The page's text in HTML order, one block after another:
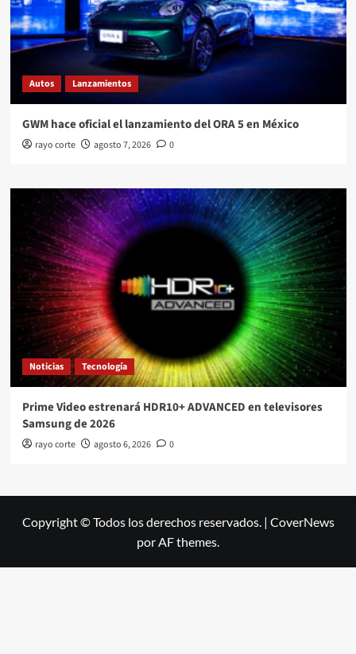
Autos Lanzamientos
GWM hace oficial el lanzamiento del ORA 5 en México
rayo corte agosto 7, 2026 0
Noticias Tecnología
Prime Video estrenará HDR10+ ADVANCED en televisores
Samsung de 2026
rayo corte agosto 6, 2026 0
Copyright © Todos los derechos reservados. | CoverNews
por AF themes.